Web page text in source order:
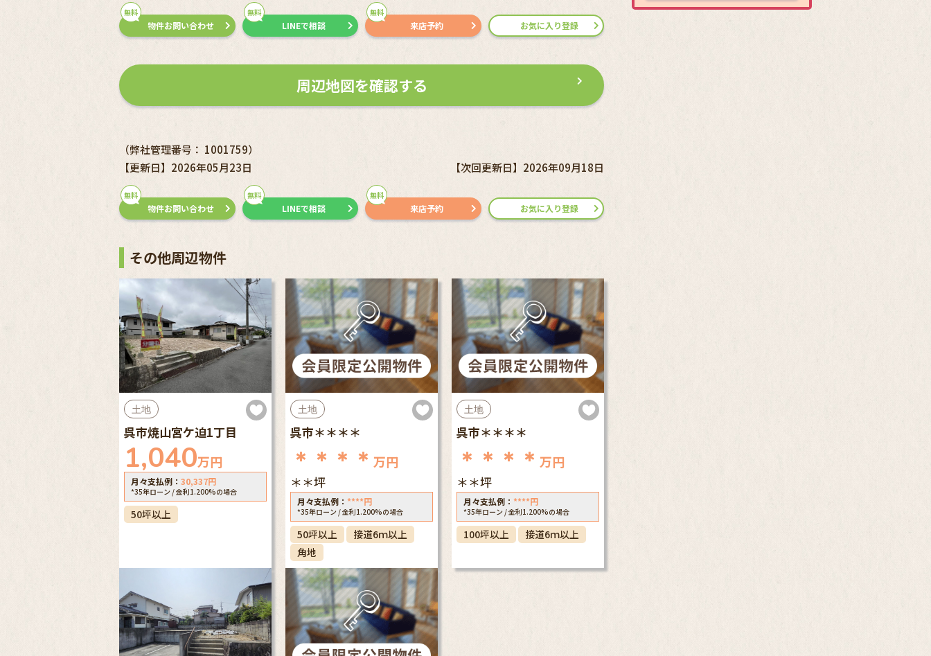
無料
物件お問い合わせ
無料
LINEで相談
無料
来店予約 お気に入り登録
周辺地図を確認する
（弊社管理番号： 1001759）
【更新日】2026年05月23日
【次回更新日】2026年09月18日
無料
物件お問い合わせ
無料
LINEで相談
無料
来店予約 お気に入り登録
その他周辺物件
土地
呉市焼山宮ケ迫1丁目
1,040万円
月々支払例： 30,337円
*35年ローン / 金利1.200%の場合
50坪以上
土地
呉市＊＊＊＊
＊＊＊＊ 万円
＊＊坪
月々支払例： ****円
*35年ローン / 金利1.200%の場合
50坪以上
接道6ｍ以上
角地
土地
呉市＊＊＊＊
＊＊＊＊ 万円
＊＊坪
月々支払例： ****円
*35年ローン / 金利1.200%の場合
100坪以上 接道6ｍ以上